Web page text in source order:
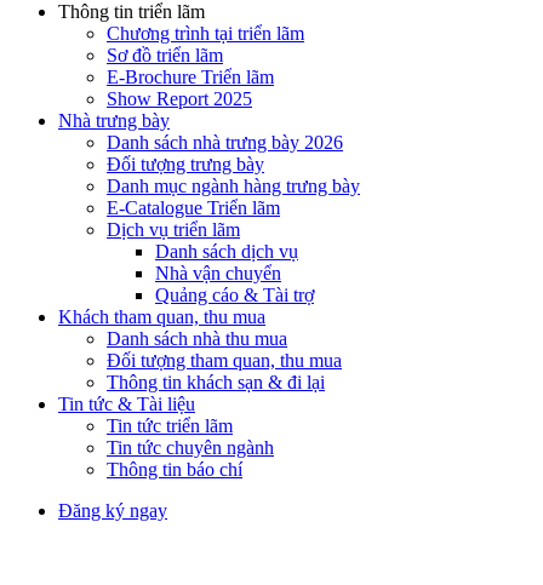
Thông tin triển lãm
Chương trình tại triển lãm
Sơ đồ triển lãm
E-Brochure Triển lãm
Show Report 2025
Nhà trưng bày
Danh sách nhà trưng bày 2026
Đối tượng trưng bày
Danh mục ngành hàng trưng bày
E-Catalogue Triển lãm
Dịch vụ triển lãm
Danh sách dịch vụ
Nhà vận chuyển
Quảng cáo & Tài trợ
Khách tham quan, thu mua
Danh sách nhà thu mua
Đối tượng tham quan, thu mua
Thông tin khách sạn & đi lại
Tin tức & Tài liệu
Tin tức triển lãm
Tin tức chuyên ngành
Thông tin báo chí
Đăng ký ngay